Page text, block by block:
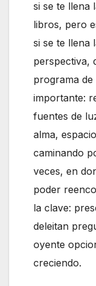
si se te llena
libros, pero
si se te llena
perspectiva,
programa
importante:
fuentes de
alma,
caminando
veces, en
poder
la clave:
deleitan
oyente
creciendo.